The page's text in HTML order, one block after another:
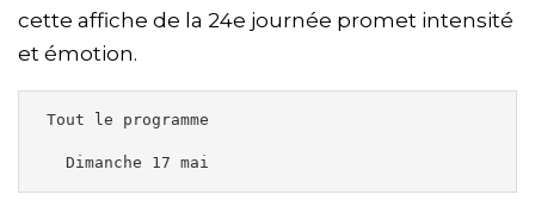
cette affiche de la 24e journée promet intensité
et émotion.
   Dimanche 17 mai